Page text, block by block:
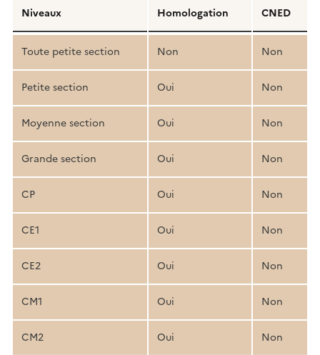
de
la
structure
pédagogique
Niveaux Homologation CNED
Toute petite section Non Non
Petite section Oui Non
Moyenne section Oui Non
Grande section Oui Non
CP Oui Non
CE1 Oui Non
CE2 Oui Non
CM1 Oui Non
CM2 Oui Non